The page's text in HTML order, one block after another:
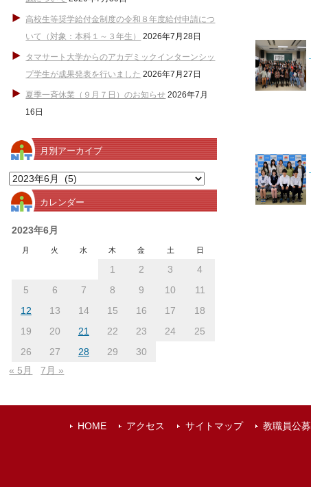
高校生等奨学給付金制度の令和８年度給付申請につ
いて（対象：本科１～３年生）
2026年7月28日
タマサート大学からのアカデミックインターンシッ
プ学生が成果発表を行いました 2026年7月27日
夏季一斉休業（９月７日）のお知らせ 2026年7月
16日
月別アーカイブ
月
別
ア
ー
カレンダー
2023年6月
月 火 水 木 金 土 日
1 2 3
4
5
6 7 8 9 10
11
12
13 14 15 16 17
18
19
20 21 22 23 24
25
26
27 28 29
30
« 5月
7月 »
HOME アクセス サイトマップ 教職員公募